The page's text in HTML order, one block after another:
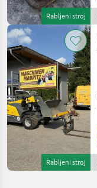
Rabljeni stroj
Rabljeni stroj